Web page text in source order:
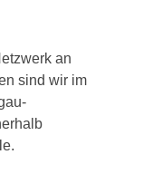
an
sind wir im